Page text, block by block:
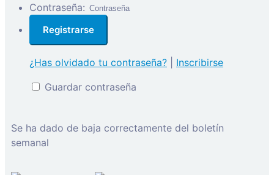
Contraseña:
¿Has olvidado tu contraseña?
Inscribirse
Guardar contraseña
Se ha dado de baja correctamente del boletín
semanal